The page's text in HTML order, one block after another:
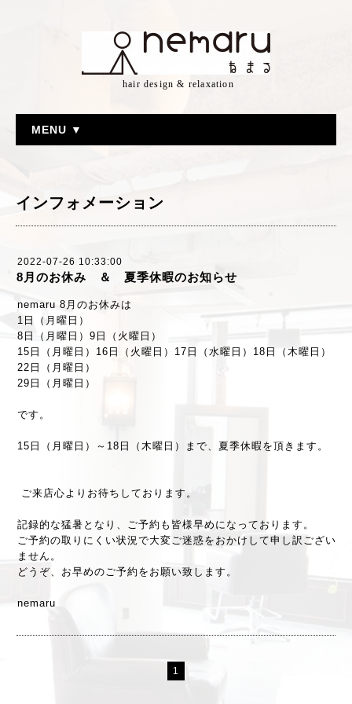
hair design & relaxation
MENU ▼
インフォメーション
2022-07-26 10:33:00
8月のお休み ＆ 夏季休暇のお知らせ
nemaru 8月のお休みは
1日（月曜日）
8日（月曜日）9日（火曜日）
15日（月曜日）16日（火曜日）17日（水曜日）18日（木曜日）
22日（月曜日）
29日（月曜日）
です。
15日（月曜日）～18日（木曜日）まで、夏季休暇を頂きます。
ご来店心よりお待ちしております。
記録的な猛暑となり、ご予約も皆様早めになっております。
ご予約の取りにくい状況で大変ご迷惑をおかけして申し訳ござい
ません。
どうぞ、お早めのご予約をお願い致します。
nemaru
1